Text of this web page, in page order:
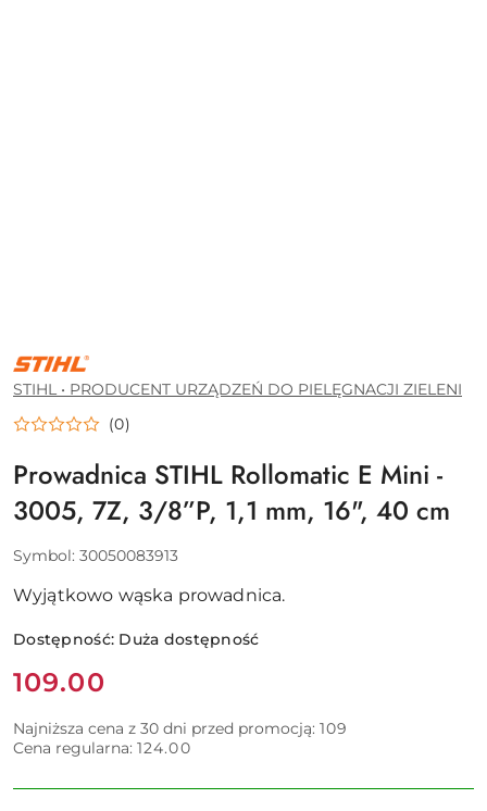
STIHL
•
PRODUCENT
URZĄDZEŃ
DO
PIELĘGNACJI
STIHL • PRODUCENT URZĄDZEŃ DO PIELĘGNACJI ZIELENI
(0)
Prowadnica STIHL Rollomatic E Mini -
3005, 7Z, 3/8”P, 1,1 mm, 16", 40 cm
Symbol: 30050083913
Wyjątkowo wąska prowadnica.
Dostępność: Duża dostępność
Cena:
109.00
Najniższa cena z 30 dni przed promocją: 109
Cena regularna: 124.00